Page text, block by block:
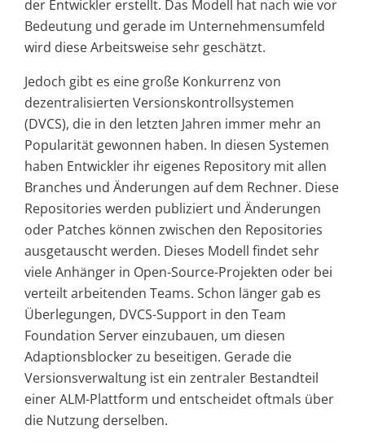
der Entwickler erstellt. Das Modell hat nach wie vor
Bedeutung und gerade im Unternehmensumfeld
wird diese Arbeitsweise sehr geschätzt.
Jedoch gibt es eine große Konkurrenz von
dezentralisierten Versionskontrollsystemen
(DVCS), die in den letzten Jahren immer mehr an
Popularität gewonnen haben. In diesen Systemen
haben Entwickler ihr eigenes Repository mit allen
Branches und Änderungen auf dem Rechner. Diese
Repositories werden publiziert und Änderungen
oder Patches können zwischen den Repositories
ausgetauscht werden. Dieses Modell findet sehr
viele Anhänger in Open-Source-Projekten oder bei
verteilt arbeitenden Teams. Schon länger gab es
Überlegungen, DVCS-Support in den Team
Foundation Server einzubauen, um diesen
Adaptionsblocker zu beseitigen. Gerade die
Versionsverwaltung ist ein zentraler Bestandteil
einer ALM-Plattform und entscheidet oftmals über
die Nutzung derselben.